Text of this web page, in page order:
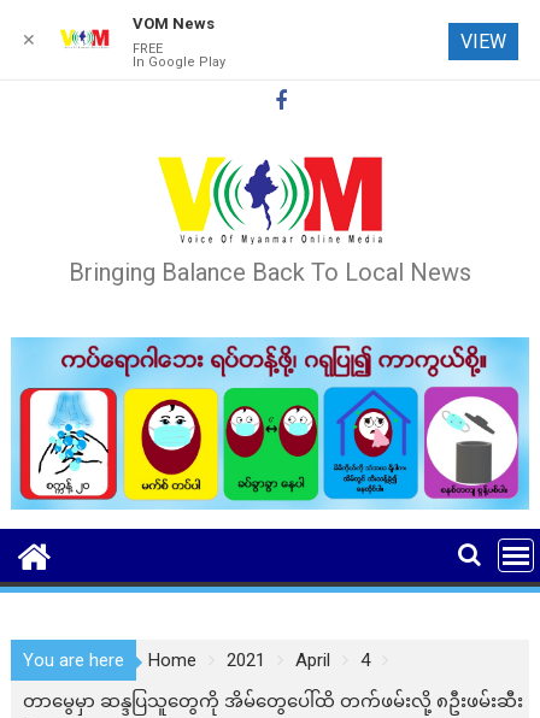
Bringing Balance Back To Local News
You are here Home 2021 April
4
တာမွေမှာ ဆန္ဒပြသူတွေကို အိမ်တွေပေါ်ထိ တက်ဖမ်းလို့ ၈ဦးဖမ်းဆီး
✕
VOM News
FREE
In Google Play
VIEW